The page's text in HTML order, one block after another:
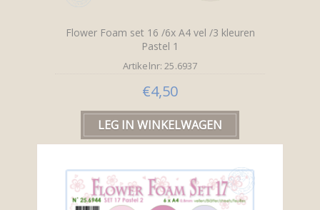
Flower Foam set 16 /6x A4 vel /3 kleuren
Pastel 1
Artikelnr: 25.6937
€4,50